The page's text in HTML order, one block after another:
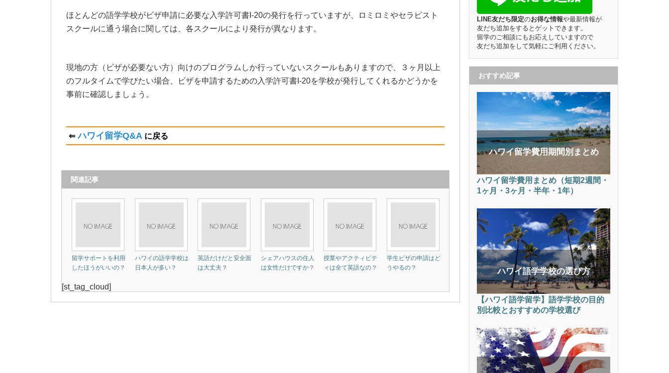
ほとんどの語学学校がビザ申請に必要な入学許可書I-20の発行を行っていますが、ロミロミやセラピスト
スクールに通う場合に関しては、各スクールにより発行が異なります。
現地の方（ビザが必要ない方）向けのプログラムしか行っていないスクールもありますので、３ヶ月以上
のフルタイムで学びたい場合、ビザを申請するための入学許可書I-20を学校が発行してくれるかどうかを
事前に確認しましょう。
⇐ ハワイ留学Q&A に戻る
関連記事
留学サポートを利用
したほうがいいの？
ハワイの語学学校は
日本人が多い？
英語だけだと安全面
は大丈夫？
シェアハウスの住人
は女性だけですか？
授業やアクティビテ
ィは全て英語なの？
学生ビザの申請はど
うやるの？
[st_tag_cloud]
LINE友だち限定のお得な情報や最新情報が
友だち追加をするとゲットできます。
留学のご相談にもお応えしていますので
友だち追加をして気軽にご利用ください。
おすすめ記事
ハワイ留学費用期間別まとめ
ハワイ留学費用まとめ（短期2週間・
1ヶ月・3ヶ月・半年・1年）
ハワイ語学学校の選び方
【ハワイ語学留学】語学学校の目的
別比較とおすすめの学校選び